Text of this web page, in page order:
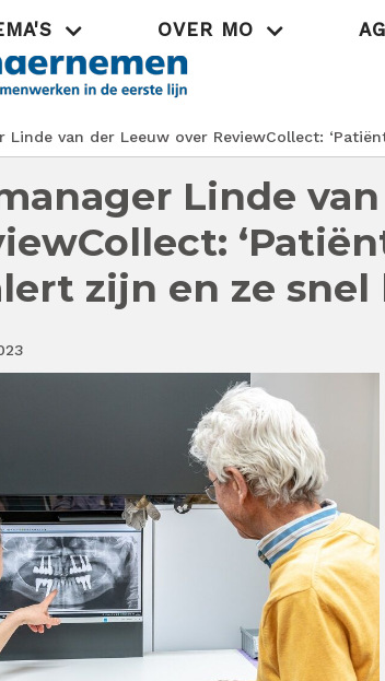
OVER MO
Linde van der Leeuw over ReviewCollect:
Linde
zijn en ze snel